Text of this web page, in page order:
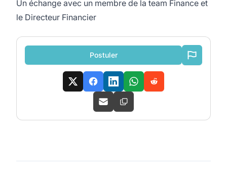
Un échange avec un membre de la team Finance et
le Directeur Financier
Postuler